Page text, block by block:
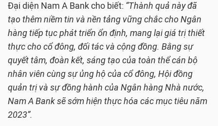
Đại diện Nam A Bank cho biết: “Thành quả này đã
tạo thêm niềm tin và nền tảng vững chắc cho Ngân
hàng tiếp tục phát triển ổn định, mang lại giá trị thiết
thực cho cổ đông, đối tác và cộng đồng. Bằng sự
quyết tâm, đoàn kết, sáng tạo của toàn thể cán bộ
nhân viên cùng sự ủng hộ của cổ đông, Hội đồng
quản trị và sự đồng hành của Ngân hàng Nhà nước,
Nam A Bank sẽ sớm hiện thực hóa các mục tiêu năm
2023”.